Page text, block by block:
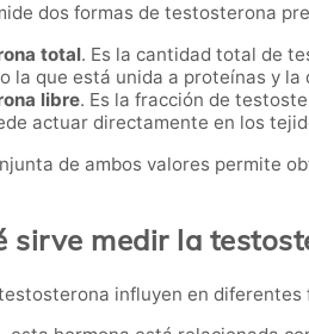
dos formas de testosterona
total. Es la cantidad total de
la que está unida a proteínas y
libre. Es la fracción de
actuar directamente en los
de ambos valores permite
sirve medir la
influyen en diferentes